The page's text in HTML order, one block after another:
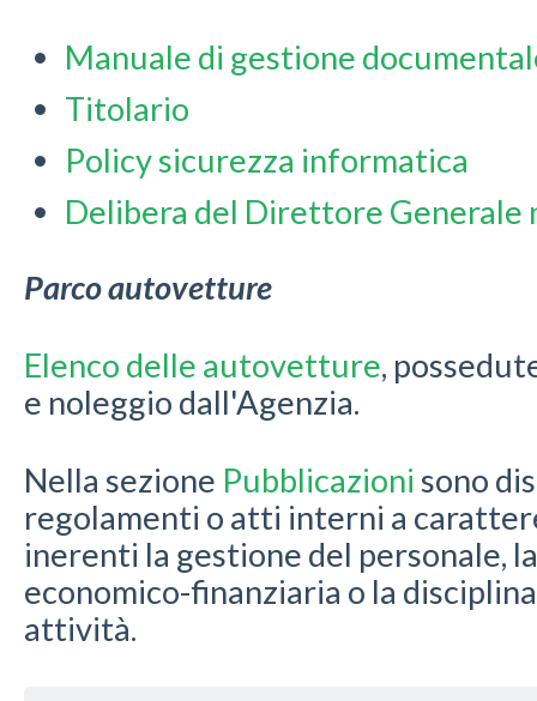
Manuale di gestione
Titolario
Policy sicurezza informatica
Delibera del Direttore Generale
Parco autovetture
Elenco delle autovetture,
e noleggio dall'Agenzia.
Nella sezione Pubblicazioni sono
regolamenti o atti interni a
inerenti la gestione del personale,
economico-finanziaria o la
attività.